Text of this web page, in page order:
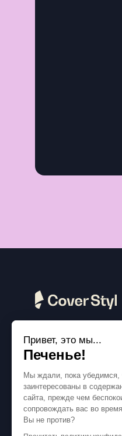
Следуйте за нами
Привет, это мы...
Печенье!
Мы ждали, пока убедимся,
заинтересованы в
сайта, прежде чем
сопровождать вас во время
Вы не против?